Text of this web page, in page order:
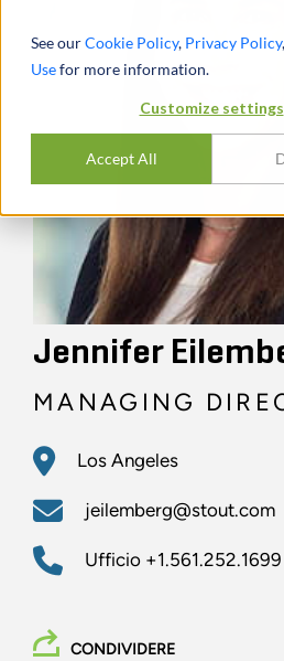
See ourCookie Policy, Privacy Policy
Usefor more information.
Customize settings
Accept All
Jennifer
MANAGING
Los Angeles
jeilemberg@stout.com
Ufficio +1.561.252.1699
CONDIVIDERE